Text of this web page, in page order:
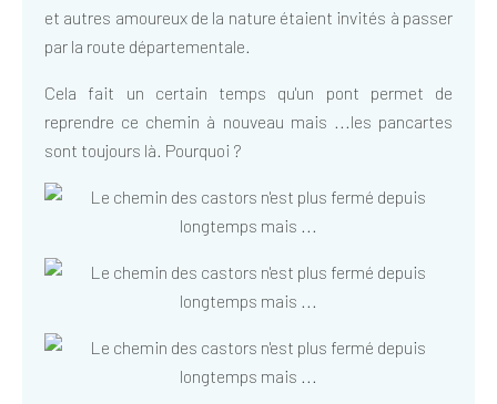
et autres amoureux de la nature étaient invités à passer
par la route départementale.
Cela fait un certain temps qu'un pont permet de
reprendre ce chemin à nouveau mais ...les pancartes
sont toujours là. Pourquoi ?